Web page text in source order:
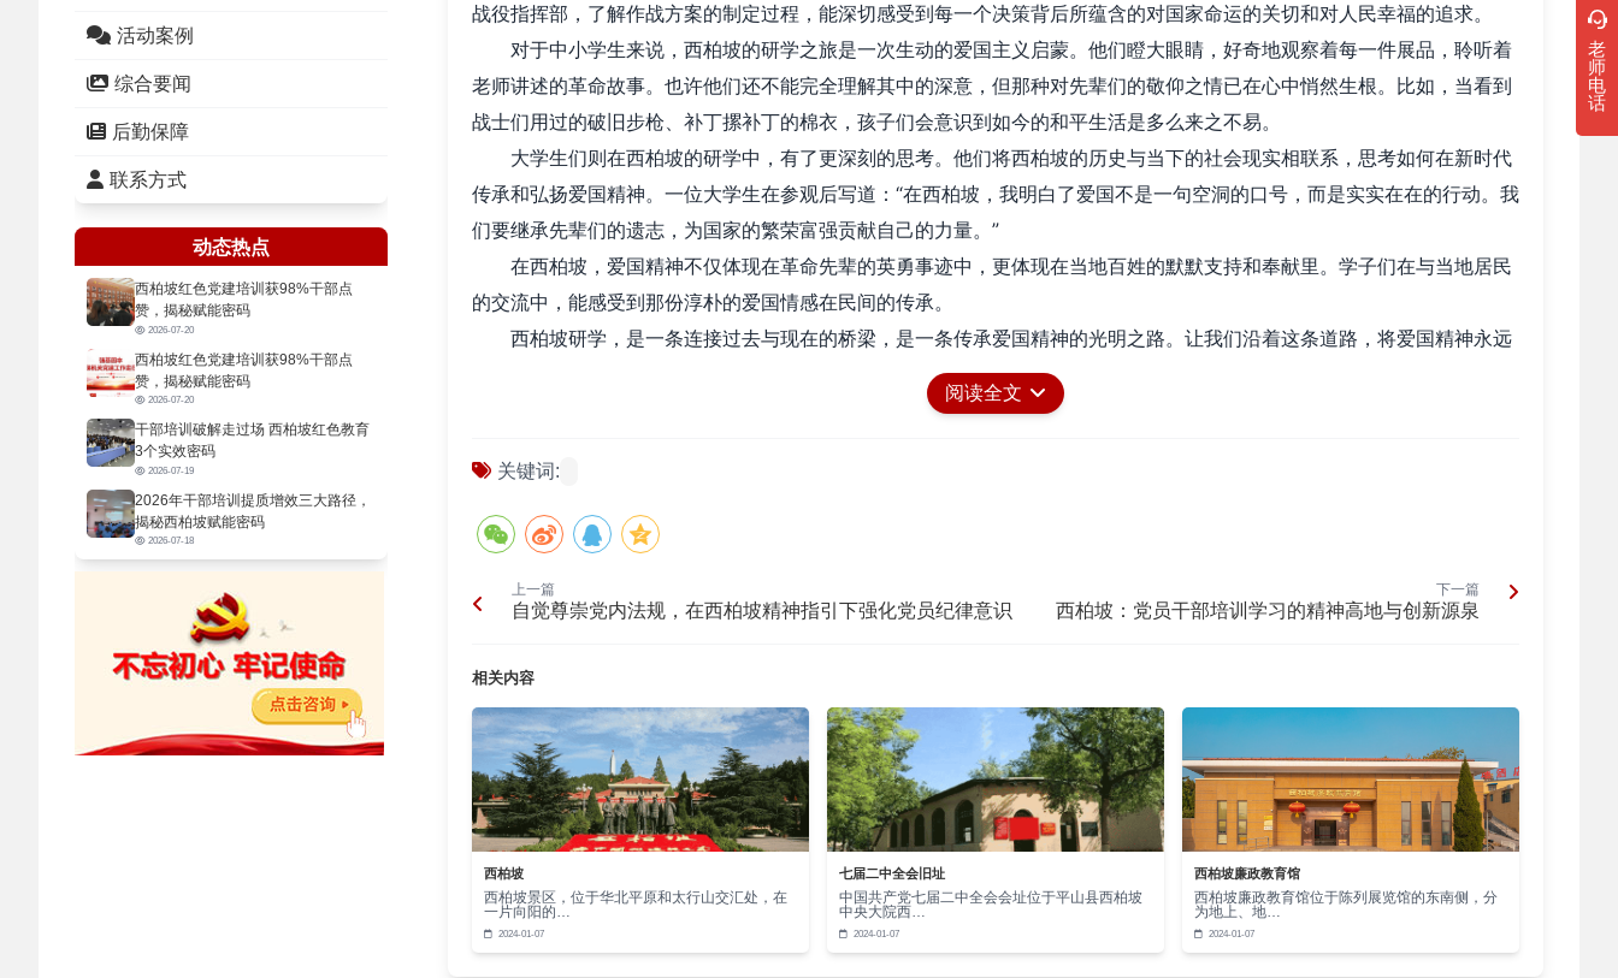
活动案例
综合要闻
后勤保障
联系方式
动态热点
西柏坡红色党建培训获98%干部点
赞，揭秘赋能密码
2026-07-20
西柏坡红色党建培训获98%干部点
赞，揭秘赋能密码
2026-07-20
干部培训破解走过场 西柏坡红色教育
3个实效密码
2026-07-19
2026年干部培训提质增效三大路径，
揭秘西柏坡赋能密码
2026-07-18
战役指挥部，了解作战方案的制定过程，能深切感受到每一个决策背后所蕴含的对国家命运的关切和对人民幸福的追求。
对于中小学生来说，西柏坡的研学之旅是一次生动的爱国主义启蒙。他们瞪大眼睛，好奇地观察着每一件展品，聆听着
老师讲述的革命故事。也许他们还不能完全理解其中的深意，但那种对先辈们的敬仰之情已在心中悄然生根。比如，当看到
战士们用过的破旧步枪、补丁摞补丁的棉衣，孩子们会意识到如今的和平生活是多么来之不易。
大学生们则在西柏坡的研学中，有了更深刻的思考。他们将西柏坡的历史与当下的社会现实相联系，思考如何在新时代
传承和弘扬爱国精神。一位大学生在参观后写道：“在西柏坡，我明白了爱国不是一句空洞的口号，而是实实在在的行动。我
们要继承先辈们的遗志，为国家的繁荣富强贡献自己的力量。”
在西柏坡，爱国精神不仅体现在革命先辈的英勇事迹中，更体现在当地百姓的默默支持和奉献里。 学子们在与当地居民
的交流中，能感受到那份淳朴的爱国情感在民间的传承。
西柏坡研学，是一条连接过去与现在的桥梁，是一条传承爱国精神的光明之路。让我们沿着这条道路，将爱国精神永远
传承下去，让它在每一位学子的心中绽放出绚丽的光芒，激励着我们为实现中华民族伟大复兴的中国梦而不懈奋斗！
阅读全文
关键词:
上一篇
自觉尊崇党内法规，在西柏坡精神指引下强化党员纪律意识
下一篇
西柏坡：党员干部培训学习的精神高地与创新源泉
相关内容
西柏坡
西柏坡景区，位于华北平原和太行山交汇处，在
一片向阳的…
2024-01-07
七届二中全会旧址
中国共产党七届二中全会会址位于平山县西柏坡
中央大院西…
2024-01-07
西柏坡廉政教育馆
西柏坡廉政教育馆位于陈列展览馆的东南侧，分
为地上、地…
2024-01-07
老
师
电
话